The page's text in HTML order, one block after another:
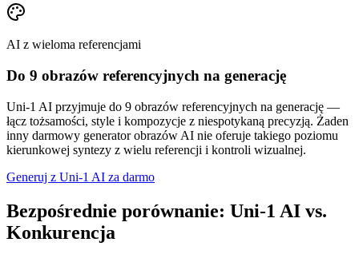
AI z wieloma referencjami
Do 9 obrazów referencyjnych na generację
Uni-1 AI przyjmuje do 9 obrazów referencyjnych na generację —
łącz tożsamości, style i kompozycje z niespotykaną precyzją. Żaden
inny darmowy generator obrazów AI nie oferuje takiego poziomu
kierunkowej syntezy z wielu referencji i kontroli wizualnej.
Generuj z Uni-1 AI za darmo
Bezpośrednie porównanie: Uni-1 AI vs.
Konkurencja